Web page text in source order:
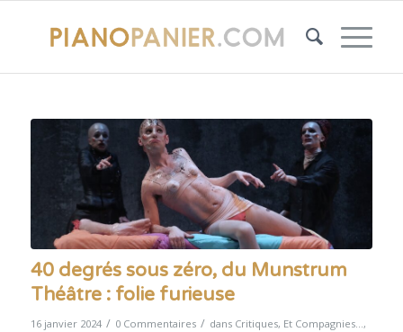
40 degrés sous zéro, du Munstrum
Théâtre : folie furieuse
16 janvier 2024 / 0 Commentaires / dans Critiques, Et Compagnies... ,